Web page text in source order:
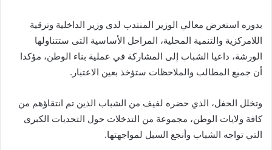
بدوره استعرض معالي الوزير المنتدب لدى وزير الداخلية وترقية
اللامركزية والتنمية المحلية، المراحل الأساسية التى ستتناولها
الورشة، داعيا الشباب إلى المشاركة في عملية بناء الوطن، مؤكدا
أن جميع المطالب والملاحظات ستؤخذ بعين الاعتبار.
وتخلل الحفل، الذي حضره لفيف من الشباب الذين تم انتقاؤهم من
كافة ولايات الوطن، مجموعة من التدخلات حول التحديات الكبرى
التي تواجه الشباب وأنجع السبل لمواجهتها.